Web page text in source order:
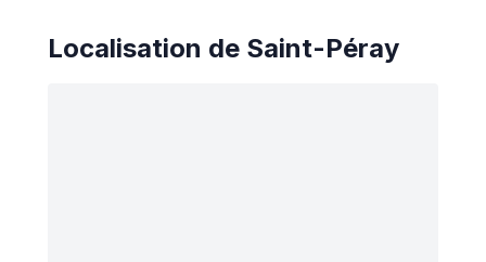
Localisation de Saint-Péray